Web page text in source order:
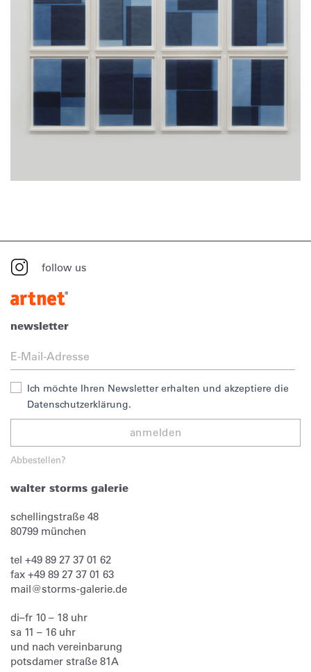
follow us
newsletter
Ich möchte Ihren Newsletter erhalten und akzeptiere die
Datenschutzerklärung.
anmelden
Abbestellen?
walter storms galerie
schellingstraße 48
80799 münchen
tel +49 89 27 37 01 62
fax +49 89 27 37 01 63
mail@storms-galerie.de
di–fr 10 – 18 uhr
sa 11 – 16 uhr
und nach vereinbarung
potsdamer straße 81A